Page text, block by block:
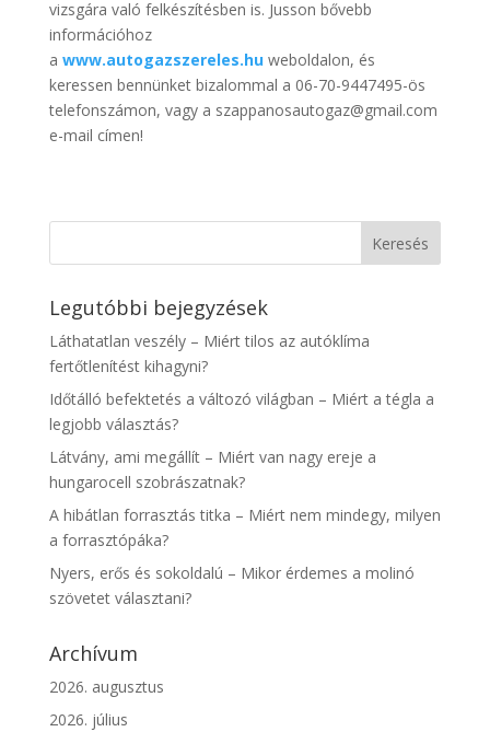
vizsgára való felkészítésben is. Jusson bővebb
információhoz
a www.autogazszereles.hu weboldalon, és
keressen bennünket bizalommal a 06-70-9447495-ös
telefonszámon, vagy a szappanosautogaz@gmail.com
e-mail címen!
Legutóbbi bejegyzések
Láthatatlan veszély – Miért tilos az autóklíma
fertőtlenítést kihagyni?
Időtálló befektetés a változó világban – Miért a tégla a
legjobb választás?
Látvány, ami megállít – Miért van nagy ereje a
hungarocell szobrászatnak?
A hibátlan forrasztás titka – Miért nem mindegy, milyen
a forrasztópáka?
Nyers, erős és sokoldalú – Mikor érdemes a molinó
szövetet választani?
Archívum
2026. augusztus
2026. július